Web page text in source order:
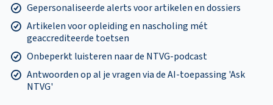
Gepersonaliseerde alerts voor artikelen en dossiers
Artikelen voor opleiding en nascholing mét
geaccrediteerde toetsen
Onbeperkt luisteren naar de NTVG-podcast
Antwoorden op al je vragen via de AI-toepassing 'Ask
NTVG'